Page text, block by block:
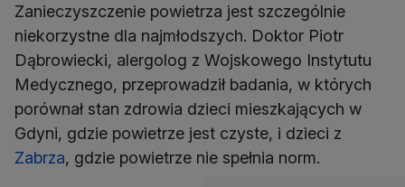
Zanieczyszczenie powietrza jest szczególnie
niekorzystne dla najmłodszych. Doktor Piotr
Dąbrowiecki, alergolog z Wojskowego Instytutu
Medycznego, przeprowadził badania, w których
porównał stan zdrowia dzieci mieszkających w
Gdyni, gdzie powietrze jest czyste, i dzieci z
Zabrza, gdzie powietrze nie spełnia norm.